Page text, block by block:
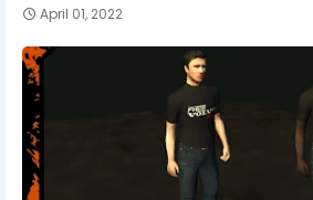
April 01, 2022